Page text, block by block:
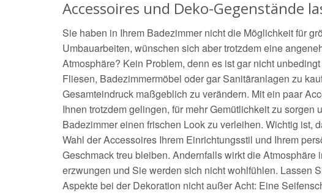
Accessoires und Deko-Gegenstände
Sie haben in Ihrem Badezimmer nicht die Möglichkeit für
Umbauarbeiten, wünschen sich aber trotzdem eine
Atmosphäre? Kein Problem, denn es ist gar nicht
Fliesen, Badezimmermöbel oder gar Sanitäranlagen zu
Gesamteindruck maßgeblich zu verändern. Mit ein paar
Ihnen trotzdem gelingen, für mehr Gemütlichkeit zu sorgen
Badezimmer einen frischen Look zu verleihen. Wichtig ist,
Wahl der Accessoires Ihrem Einrichtungsstil und Ihrem
Geschmack treu bleiben. Andernfalls wirkt die Atmosphäre
erzwungen und Sie werden sich nicht wohlfühlen. Lassen
Aspekte bei der Dekoration nicht außer Acht: Eine